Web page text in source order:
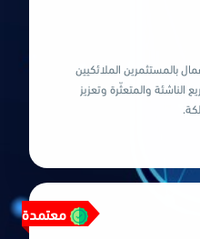
بالمستثمرين الملائكيين
الناشئة والمتعثّرة وتعزيز
بالمستثمرين الملائكيين
الناشئة والمتعثّرة وتعزيز
معتمدة